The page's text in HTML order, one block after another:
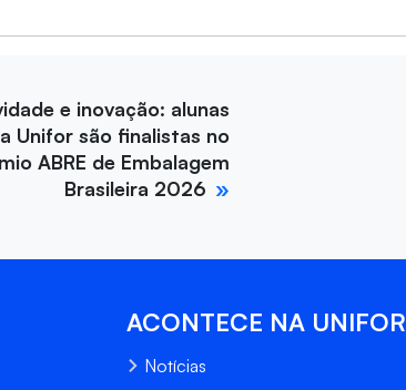
e inovação: alunas
Unifor são finalistas no
ABRE de Embalagem
Brasileira 2026
ACONTECE NA UNIFOR
Notícias